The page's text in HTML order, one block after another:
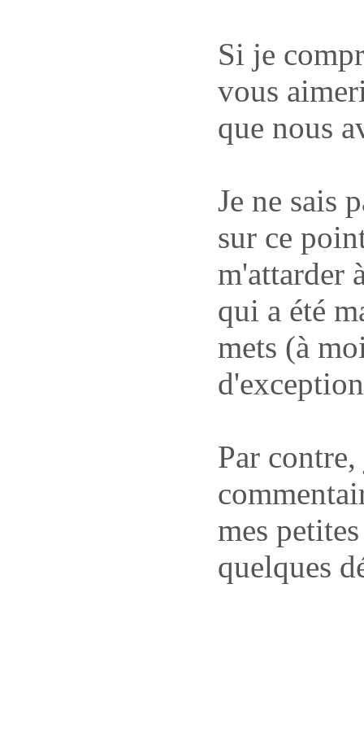
Si je
vous
que nous
Je ne sais
sur ce
m'attarder
qui a été
mets (à
Par
mes
quelques